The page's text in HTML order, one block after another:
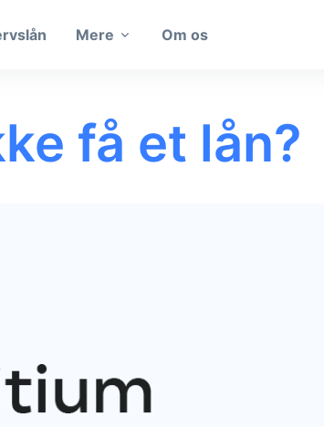
Mere Om os
få et lån?